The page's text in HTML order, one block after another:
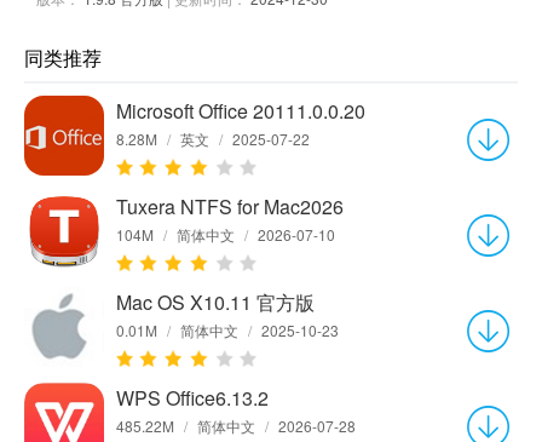
同类推荐
Microsoft Office 20111.0.0.20
8.28M / 英文 / 2025-07-22
Tuxera NTFS for Mac2026
104M / 简体中文 / 2026-07-10
Mac OS X10.11 官方版
0.01M / 简体中文 / 2025-10-23
WPS Office6.13.2
485.22M / 简体中文 / 2026-07-28